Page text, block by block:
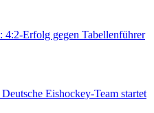
4:2-Erfolg gegen Tabellenführer
Eishockey-Team startet